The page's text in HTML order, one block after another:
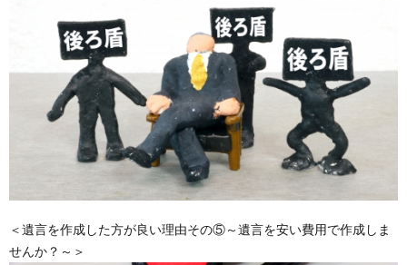
＜遺言を作成した方が良い理由その⑤～遺言を安い費用で作成しま
せんか？～＞